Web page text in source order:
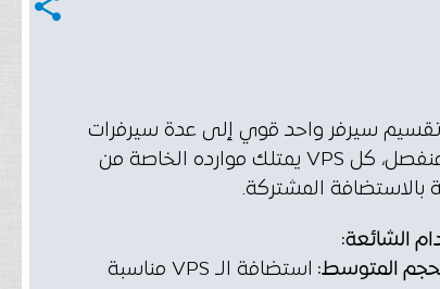
share
سيرفر واحد قوي إلى عدة سيرفرات
افتراضية ومستقلة بحيث يعمل كل واحد منهم كبيئة مستقلة بنظام تشغيل منفصل، كل VPS يمتلك موارده الخاصة من
الشائعة:
المتوسط:
استضافة الـ VPS مناسبة